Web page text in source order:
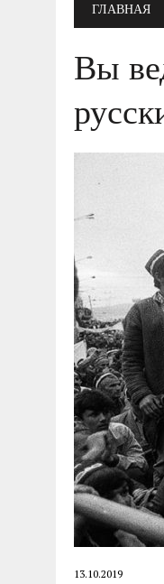
19.06.2026 |
10.06.2026
«ОБОРОНА
03.06.2026
ГЛАВНАЯ
Вы
13.10.2019